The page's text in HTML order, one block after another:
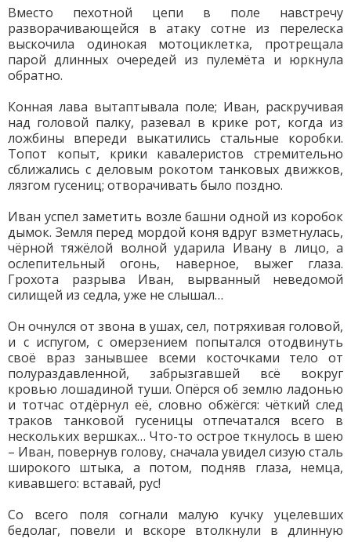
Вместо пехотной цепи в поле навстречу
разворачивающейся в атаку сотне из перелеска
выскочила одинокая мотоциклетка, протрещала
парой длинных очередей из пулемёта и юркнула
обратно.
Конная лава вытаптывала поле; Иван, раскручивая
над головой палку, разевал в крике рот, когда из
ложбины впереди выкатились стальные коробки.
Топот копыт, крики кавалеристов стремительно
сближались с деловым рокотом танковых движков,
лязгом гусениц; отворачивать было поздно.
Иван успел заметить возле башни одной из коробок
дымок. Земля перед мордой коня вдруг взметнулась,
чёрной тяжёлой волной ударила Ивану в лицо, а
ослепительный огонь, наверное, выжег глаза.
Грохота разрыва Иван, вырванный неведомой
силищей из седла, уже не слышал…
Он очнулся от звона в ушах, сел, потряхивая головой,
и с испугом, с омерзением попытался отодвинуть
своё враз занывшее всеми косточками тело от
полураздавленной, забрызгавшей всё вокруг
кровью лошадиной туши. Опёрся об землю ладонью
и тотчас отдёрнул её, словно обжёгся: чёткий след
траков танковой гусеницы отпечатался всего в
нескольких вершках… Что-то острое ткнулось в шею
– Иван, повернув голову, сначала увидел сизую сталь
широкого штыка, а потом, подняв глаза, немца,
кивавшего: вставай, рус!
Со всего поля согнали малую кучку уцелевших
бедолаг, повели и вскоре втолкнули в длинную